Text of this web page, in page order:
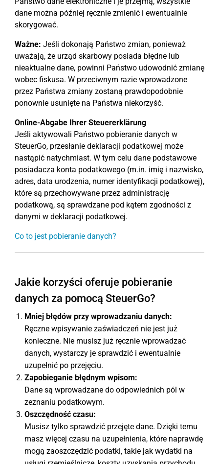
dane można później ręcznie zmienić i ewentualnie
skorygować.
Ważne: Jeśli dokonają Państwo zmian, ponieważ
uważają, że urząd skarbowy posiada błędne lub
nieaktualne dane, powinni Państwo udowodnić zmianę
wobec fiskusa. W przeciwnym razie wprowadzone
przez Państwa zmiany zostaną prawdopodobnie
ponownie usunięte na Państwa niekorzyść.
Online-Abgabe Ihrer Steuererklärung
Jeśli aktywowali Państwo pobieranie danych w
SteuerGo, przesłanie deklaracji podatkowej może
nastąpić natychmiast. W tym celu dane podstawowe
posiadacza konta podatkowego (m.in. imię i nazwisko,
adres, data urodzenia, numer identyfikacji podatkowej),
które są przechowywane przez administrację
podatkową, są sprawdzane pod kątem zgodności z
danymi w deklaracji podatkowej.
Co to jest pobieranie danych?
Jakie korzyści oferuje pobieranie
danych za pomocą SteuerGo?
Mniej błędów przy wprowadzaniu danych:
Ręczne wpisywanie zaświadczeń nie jest już
konieczne. Nie musisz już ręcznie wprowadzać
danych, wystarczy je sprawdzić i ewentualnie
uzupełnić po przejęciu.
Zapobieganie błędnym wpisom:
Dane są wprowadzane do odpowiednich pól w
zeznaniu podatkowym.
Oszczędność czasu:
Musisz tylko sprawdzić przejęte dane. Dzięki temu
masz więcej czasu na uzupełnienia, które naprawdę
mogą zaoszczędzić podatki, takie jak wydatki na